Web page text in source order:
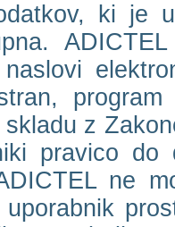
ki je
naslovi
z
pravico do
ne